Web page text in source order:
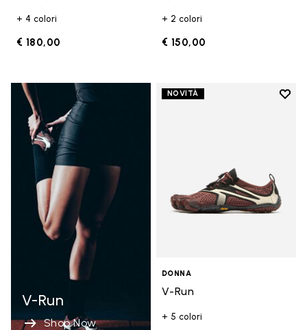
+ 4 colori
€ 180,00
+ 2 colori
€ 150,00
V-Run
Shop Now
NOVITÀ
Add
DONNA
V-Run
+ 5 colori